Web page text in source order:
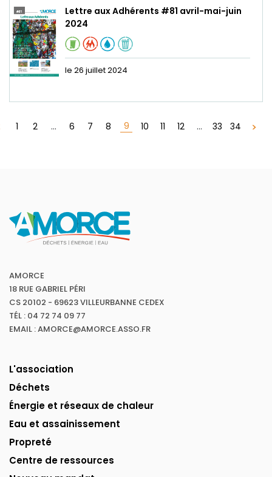
Lettre aux Adhérents #81 avril-mai-juin
2024
le 26 juillet 2024
1 2 ... 6 7 8 9 10 11 12 ... 33 34
AMORCE
18 RUE GABRIEL PÉRI
CS 20102 - 69623 VILLEURBANNE CEDEX
TÉL : 04 72 74 09 77
EMAIL : AMORCE@AMORCE.ASSO.FR
L'association
Déchets
Énergie et réseaux de chaleur
Eau et assainissement
Propreté
Centre de ressources